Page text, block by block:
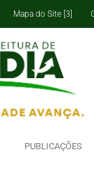
Mapa do Site [3]
PUBLICAÇÕES